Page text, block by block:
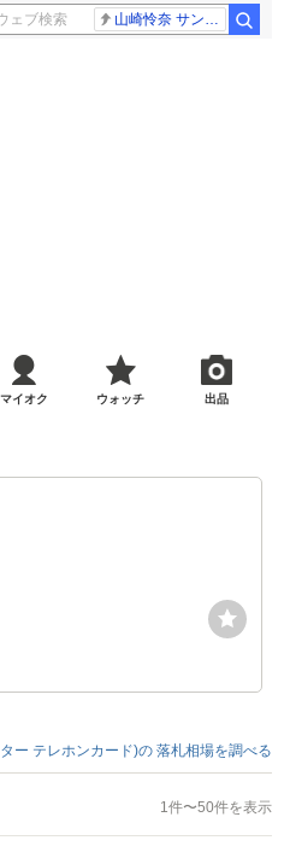
山崎怜奈 サンジャポ
マイオク ウォッチ 出品
ー テレホンカード)の 落札相場を調べる
1件〜50件を表示